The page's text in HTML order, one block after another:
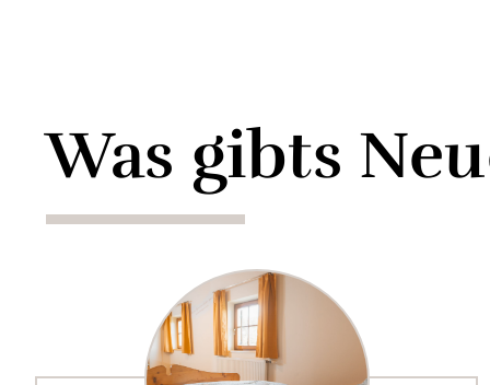
Was gibts